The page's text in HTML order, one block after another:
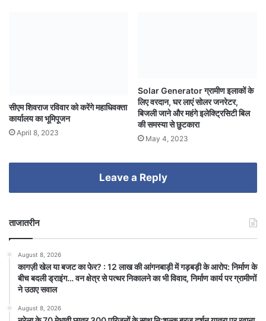
सीएम शिवराज रविवार को करेंगे महाधिवक्ता
कार्यालय का भूमिपूजन
April 8, 2023
Solar Generator ग्रामीण इलाकों के
लिए वरदान, घर लाएं सोलर जनरेटर,
बिजली जाने और महंगे इलेक्ट्रिसिटी बिल
की समस्या से छुटकारा
May 4, 2023
Leave a Reply
ताजातरीन
August 8, 2026
कागज़ी खेल या बजट का फेर? : 12 लाख की आंगनबाड़ी में गड़बड़ी के आरोप: निर्माण के
बीच बदली ड्राइंग… वन क्षेत्र से पत्थर निकालने का भी विवाद, निर्माण कार्य पर ग्रामीणों
ने उठाए सवाल
August 8, 2026